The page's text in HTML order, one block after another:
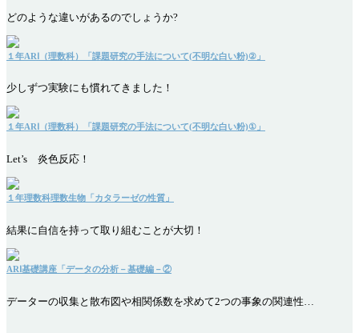
どのような違いがあるのでしょうか?
１年ARⅠ（理数科）「課題研究の手法について(不明な白い粉)②」
少しずつ実験にも慣れてきました！
１年ARⅠ（理数科）「課題研究の手法について(不明な白い粉)①」
Let’s 炎色反応！
１年理数科理数生物「カタラーゼの性質」
結果に自信を持って取り組むことが大切！
ARⅠ基礎講座「データの分析－基礎編－②
データーの収集と散布図や相関係数を求めて2つの事象の関連性…